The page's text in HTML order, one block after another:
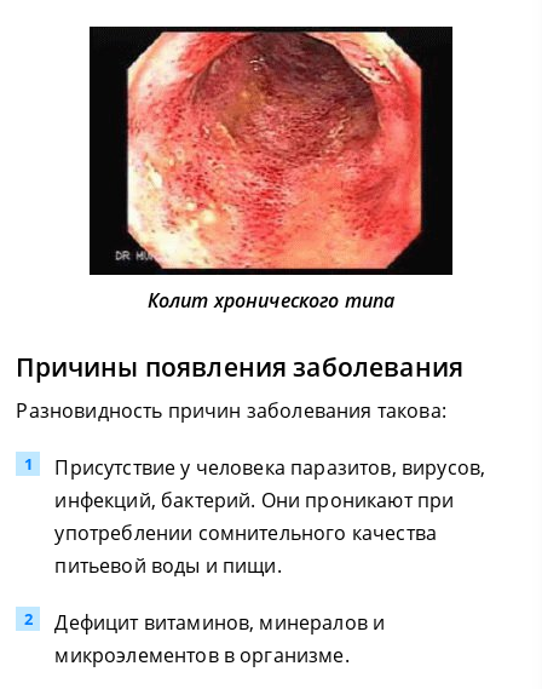
Колит хронического типа
Причины появления заболевания
Разновидность причин заболевания такова:
Присутствие у человека паразитов, вирусов,
инфекций, бактерий. Они проникают при
употреблении сомнительного качества
питьевой воды и пищи.
Дефицит витаминов, минералов и
микроэлементов в организме.